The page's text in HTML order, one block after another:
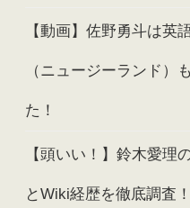
【動画】佐野勇斗は英
（ニュージーランド）
た！
【頭いい！】鈴木愛理
とWiki経歴を徹底調査！